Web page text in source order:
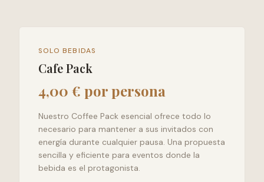
SOLO BEBIDAS
Cafe Pack
4,00 € por persona
Nuestro Coffee Pack esencial ofrece todo lo
necesario para mantener a sus invitados con
energía durante cualquier pausa. Una propuesta
sencilla y eficiente para eventos donde la
bebida es el protagonista.